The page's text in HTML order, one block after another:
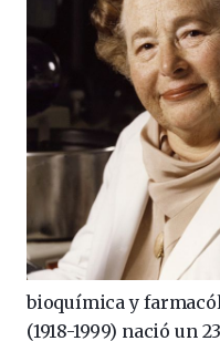
bioquímica y
(1918-1999) nació un